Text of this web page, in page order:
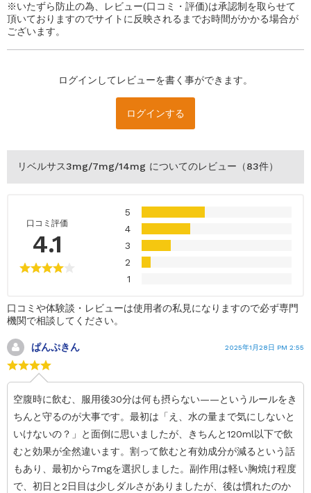
※いたずら防止の為、レビュー(口コミ・評価)は承認制を取らせて
頂いておりますのでサイトに反映されるまでお時間がかかる場合が
ございます。
ログインしてレビューを書く事ができます。
ログインする
リベルサス3mg/7mg/14mg についてのレビュー（83件）
口コミ評価
4.1
5
4
3
2
1
口コミや体験談・レビューは使用者の私見になりますので必ず専門
機関で相談してください。
ぱんぷきん 2025年1月28日 PM 2:55
空腹時に飲む、服用後30分は何も摂らない——というルールをき
ちんと守るのが大事です。最初は「え、水の量まで気にしないと
いけないの？」と面倒に思いましたが、きちんと120ml以下で飲
むと効果が全然違います。割って飲むと有効成分が減るという話
もあり、最初から7mgを選択しました。副作用は軽い胸焼け程度
で、初日と2日目は少しダルさがありましたが、後は慣れたのか